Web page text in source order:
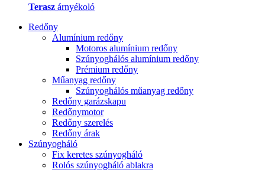
Terasz árnyékoló
Redőny
Alumínium redőny
Motoros alumínium redőny
Szúnyoghálós alumínium redőny
Prémium redőny
Műanyag redőny
Szúnyoghálós műanyag redőny
Redőny garázskapu
Redőnymotor
Redőny szerelés
Redőny árak
Szúnyogháló
Fix keretes szúnyogháló
Rolós szúnyogháló ablakra